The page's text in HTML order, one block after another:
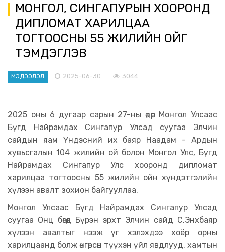
МОНГОЛ, СИНГАПУРЫН ХООРОНД
ДИПЛОМАТ ХАРИЛЦАА
ТОГТООСНЫ 55 ЖИЛИЙН ОЙГ
ТЭМДЭГЛЭВ
МЭДЭЭЛЭЛ 2025-06-30 3044
2025 оны 6 дугаар сарын 27-ны өдөр Монгол Улсаас
Бүгд Найрамдах Сингапур Улсад суугаа Элчин
сайдын яам Үндэсний их баяр Наадам - Ардын
хувьсгалын 104 жилийн ой болон Монгол Улс, Бүгд
Найрамдах Сингапур Улс хооронд дипломат
харилцаа тогтоосны 55 жилийн ойн хүндэтгэлийн
хүлээн авалт зохион байгууллаа.
Монгол Улсаас Бүгд Найрамдах Сингапур Улсад
суугаа Онц бөгөөд Бүрэн эрхт Элчин сайд С.Энхбаяр
хүлээн авалтыг нээж үг хэлэхдээ хоёр орны
харилцаанд болж өнгөрсөн түүхэн үйл явдлууд, хамтын